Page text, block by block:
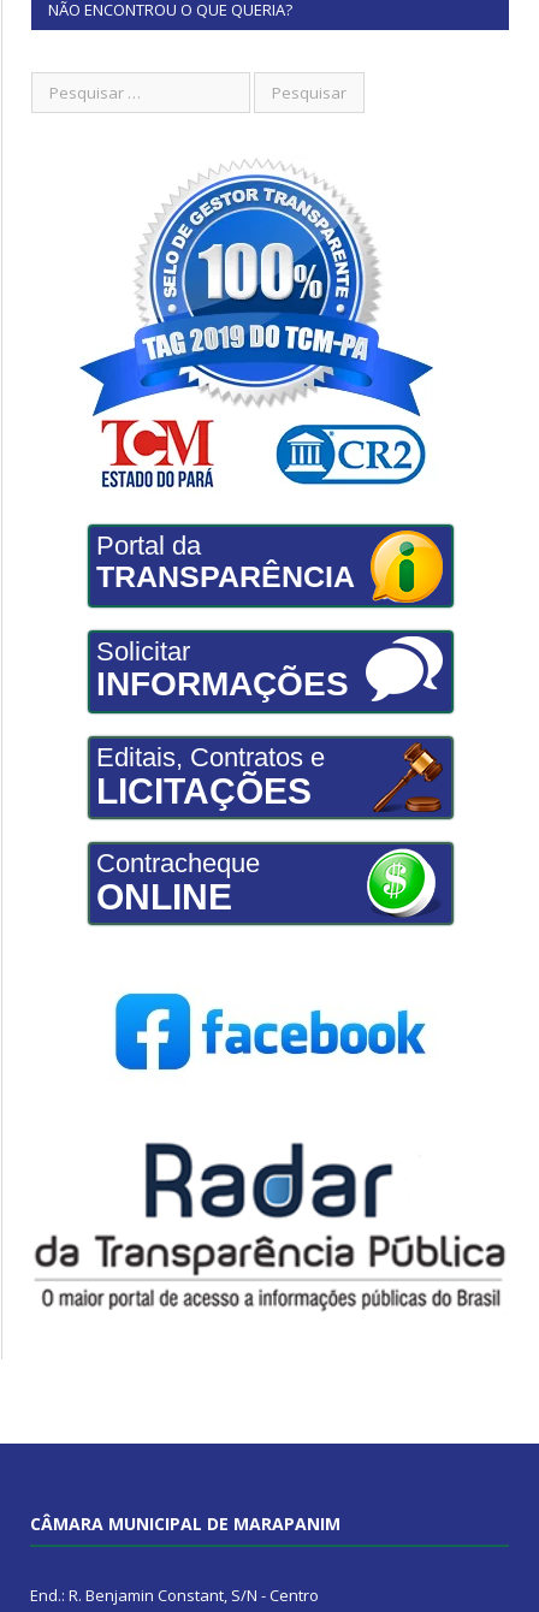
NÃO ENCONTROU O QUE QUERIA?
Portal da
TRANSPARÊNCIA
Solicitar
INFORMAÇÕES
Editais, Contratos e
LICITAÇÕES
Contracheque
ONLINE
CÂMARA MUNICIPAL DE MARAPANIM
End.: R. Benjamin Constant, S/N - Centro